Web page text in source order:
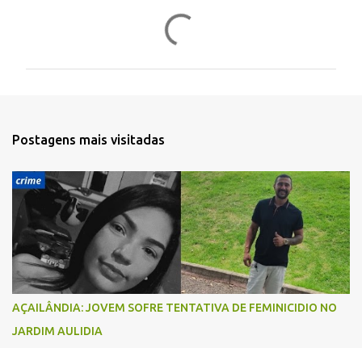
r
Postagens mais visitadas
AÇAILÂNDIA: JOVEM SOFRE TENTATIVA DE FEMINICIDIO NO
JARDIM AULIDIA